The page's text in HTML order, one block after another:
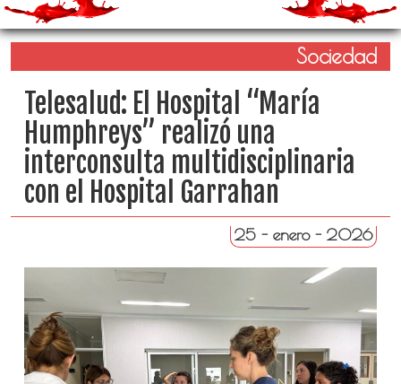
Sociedad
Telesalud: El Hospital “María
Humphreys” realizó una
interconsulta multidisciplinaria
con el Hospital Garrahan
25 - enero - 2026